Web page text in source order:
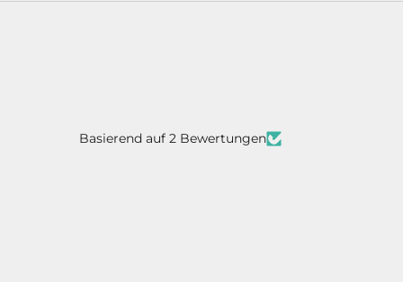
Basierend auf 2 Bewertungen